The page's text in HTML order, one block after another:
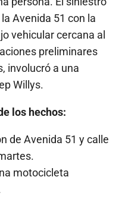
Avenida 51 con la
vehicular cercana al
preliminares
involucró a una
Willys.
los hechos:
de Avenida 51 y calle
motocicleta